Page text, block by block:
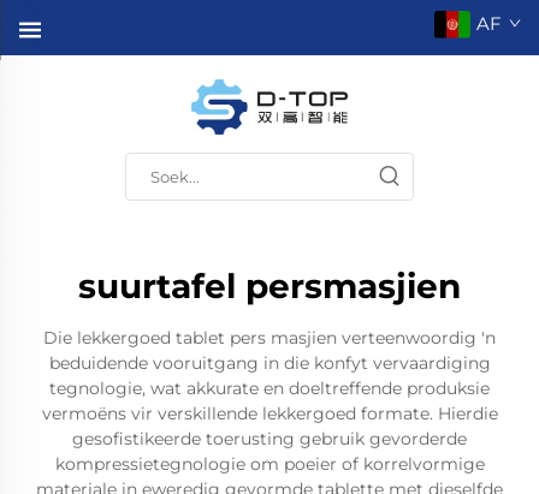
AF
suurtafel persmasjien
Die lekkergoed tablet pers masjien verteenwoordig 'n
beduidende vooruitgang in die konfyt vervaardiging
tegnologie, wat akkurate en doeltreffende produksie
vermoëns vir verskillende lekkergoed formate. Hierdie
gesofistikeerde toerusting gebruik gevorderde
kompressietegnologie om poeier of korrelvormige